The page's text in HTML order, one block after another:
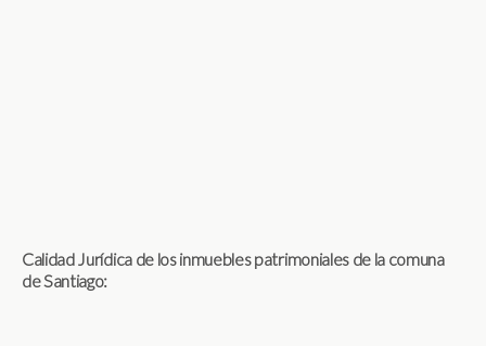
Calidad Jurídica de los inmuebles patrimoniales de la comuna
de Santiago: